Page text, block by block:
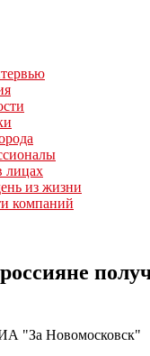
лицах
из жизни
компаний
"За Новомосковск"